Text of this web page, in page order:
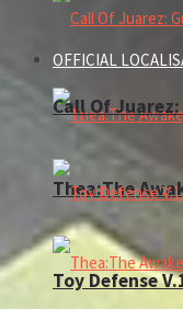
OFFICIAL
Thea:The
Call Of
Toy Defense